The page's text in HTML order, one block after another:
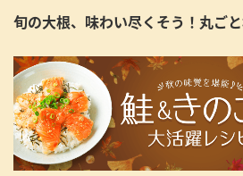
旬の大根、味わい尽くそう！丸ご